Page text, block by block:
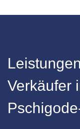
Verkäufer